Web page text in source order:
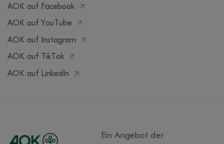
AOK auf Facebook
AOK auf YouTube
AOK auf Instagram
AOK auf TikTok
AOK auf LinkedIn
Ein Angebot der